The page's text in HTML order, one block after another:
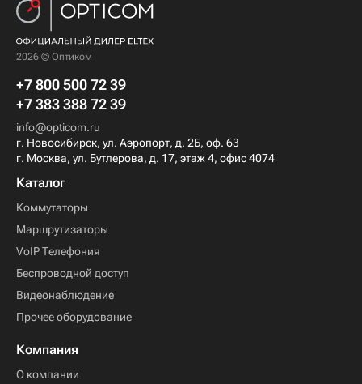
2026 © Оптиком
+7 800 500 72 39
+7 383 388 72 39
info@opticom.ru
г. Новосибирск, ул. Аэропорт, д. 2Б, оф. 63
г. Москва, ул. Бутлерова, д. 17, этаж 4, офис 4074
Каталог
Коммутаторы
Маршрутизаторы
VoIP Телефония
Беспроводной доступ
Видеонаблюдение
Прочее оборудование
Компания
О компании